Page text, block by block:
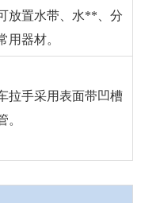
放置水带、水**、分
用器材。
拉手采用表面带凹槽
。